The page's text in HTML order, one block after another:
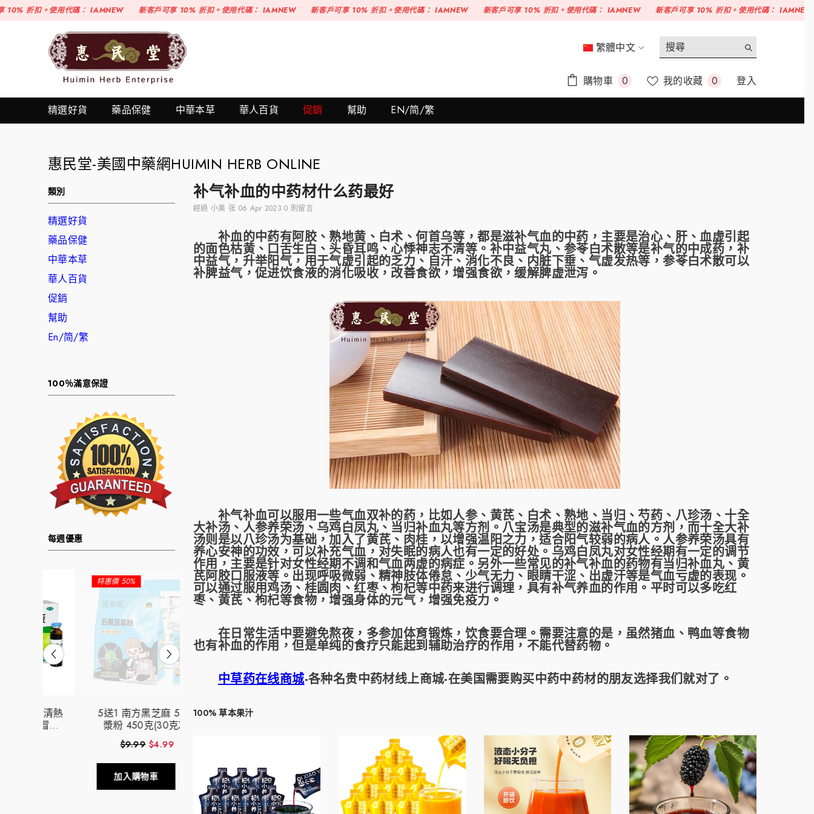
跳至內容
用代碼： IAMNEW 新客戶可享 10% 折扣。使用代碼： IAMNEW 新客戶可享 10% 折扣。使用代碼： IAMNEW 新客戶可享 10% 折扣。使用代碼： IAMNEW 新客戶可享 10% 折扣。使用代碼： IAMNEW 新客戶可
繁體中文
简体中文
購物車 00
我的收藏 0願
登入
精選好貨 藥品保健 中華本草 華人百貨 促銷 幫助 EN/简/繁
惠民堂-美國中藥網HUIMIN HERB ONLINE
類別
精選好貨
藥品保健
中華本草
華人百貨
促銷
幫助
En/简/繁
100％滿意保證
每週優惠
特惠價 50%
5送1 南方黑芝麻 5黑荳
漿粉 450克(30克X15
袋) 美國專供 營養健康
早餐 方便快捷
$4.99
加入購物車
特惠價 29%
5送1 南方黑芝麻 黑芝
加入購物車
特惠價 29%
(40g*9袋）美國專供
營養健康早餐 方便快捷
$4.99
加入購物車
特惠價 38%
袋） 美國專供 營養健
康早餐 方便快捷
$7.99 $4.99
加入購物車
特惠價 50%
克X12袋） 美國專供 營
養健康早餐 方便快捷
$9.99 $4.99
加入購物車
补气补血的中药材什么药最好
經過 小美 张 06 Apr 20230 則留言
补血的中药有阿胶、熟地黄、白术、何首乌等，都是滋补气血的中药，主要是治心、肝、血虚引起
的面色枯黄、口舌生白、头昏耳鸣、心悸神志不清等。补中益气丸、参苓白术散等是补气的中成药，补
中益气，升举阳气，用于气虚引起的乏力、自汗、消化不良、内脏下垂、气虚发热等，参苓白术散可以
补脾益气，促进饮食液的消化吸收，改善食欲，增强食欲，缓解脾虚泄泻。
补气补血可以服用一些气血双补的药，比如人参、黄芪、白术、熟地、当归、芍药、八珍汤、十全
大补汤、人参养荣汤、乌鸡白凤丸、当归补血丸等方剂。八宝汤是典型的滋补气血的方剂，而十全大补
汤则是以八珍汤为基础，加入了黄芪、肉桂，以增强温阳之力，适合阳气较弱的病人。人参养荣汤具有
养心安神的功效，可以补充气血，对失眠的病人也有一定的好处。乌鸡白凤丸对女性经期有一定的调节
作用，主要是针对女性经期不调和气血两虚的病症。另外一些常见的补气补血的药物有当归补血丸、黄
芪阿胶口服液等。出现呼吸微弱、精神肢体倦怠、少气无力、眼睛干涩、出虚汗等是气血亏虚的表现。
可以通过服用鸡汤、桂圆肉、红枣、枸杞等中药来进行调理，具有补气养血的作用。平时可以多吃红
枣、黄芪、枸杞等食物，增强身体的元气，增强免疫力。
在日常生活中要避免熬夜，多参加体育锻炼，饮食要合理。需要注意的是，虽然猪血、鸭血等食物
也有补血的作用，但是单纯的食疗只能起到辅助治疗的作用，不能代替药物。
中草药在线商城-各种名贵中药材线上商城-在美国需要购买中药中药材的朋友选择我们就对了。
100% 草本果汁